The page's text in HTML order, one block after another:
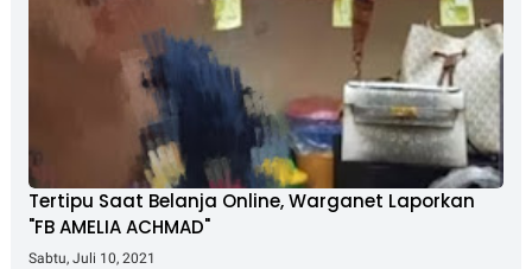
Tertipu Saat Belanja Online, Warganet Laporkan
"FB AMELIA ACHMAD"
Sabtu, Juli 10, 2021